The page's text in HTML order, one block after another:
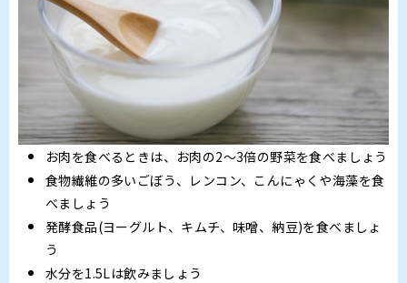
お肉を食べるときは、お肉の2～3倍の野菜を食べましょう
食物繊維の多いごぼう、レンコン、こんにゃくや海藻を食
べましょう
発酵食品(ヨーグルト、キムチ、味噌、納豆)を食べましょ
う
水分を1.5Lは飲みましょう